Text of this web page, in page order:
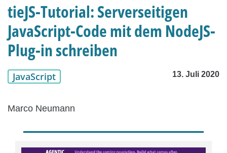
tieJS-Tutorial: Serverseitigen
JavaScript-Code mit dem NodeJS-
Plug-in schreiben
JavaScript 13. Juli 2020
Marco Neumann